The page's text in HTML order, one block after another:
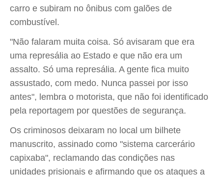
carro e subiram no ônibus com galões de
combustível.
"Não falaram muita coisa. Só avisaram que era
uma represália ao Estado e que não era um
assalto. Só uma represália. A gente fica muito
assustado, com medo. Nunca passei por isso
antes", lembra o motorista, que não foi identificado
pela reportagem por questões de segurança.
Os criminosos deixaram no local um bilhete
manuscrito, assinado como "sistema carcerário
capixaba", reclamando das condições nas
unidades prisionais e afirmando que os ataques a